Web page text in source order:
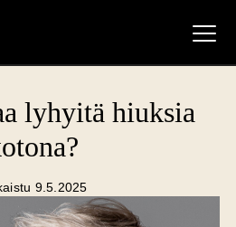
lyhyitä hiuksia
9.5.2025